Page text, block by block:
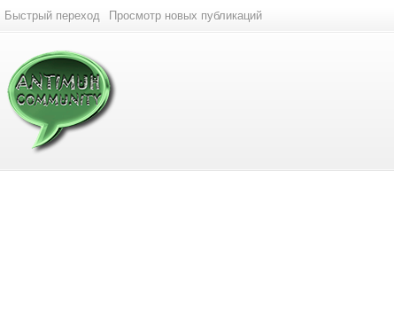
Быстрый переход Просмотр новых публикаций